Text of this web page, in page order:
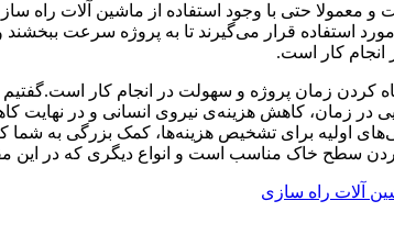
و معمولا حتی با وجود استفاده از ماشین آلات
مورد استفاده قرار می‌گیرند تا به پروژه سرعت
انجام کار است.
کردن زمان پروژه و سهولت در انجام کار
در زمان، کاهش هزینه‌ی نیروی انسانی و در نهایت
اولیه برای تشخیص هزینه‌ها، کمک بزرگی به
سطح خاک مناسب است و انواع دیگری که در این
آلات راه سازی